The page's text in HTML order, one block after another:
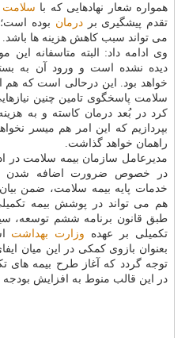
همواره شعار نهادهایی كه با سلامت
تقدم پیشگیری بردرمان بوده
می تواند سبب كاهش هزینه ها باشد.
وی ادامه داد: البته متاسفانه
دیده نشده است و ورود آن به
خواهد بود. این درحالی است كه هم
سلامت پاسخگوی تامین چنین
كرد در بُعد درمان كاسته و به
بپردازیم كه این امر هم میسر
راهمان خواهد گذاشت.
مدیرعامل سازمان بیمه سلامت در
در خصوص ضرورت اضافه شدن
خدمات پایه بیمه سلامت، ضمن
هم می تواند در پوشش بیمه
طبق قانون برنامه ششم توسعه،
تكمیلی بر عهده وزارت بهداشت
بعنوان بازوی كمكی در این میان
توجه گردد كه آغاز طرح بیمه های
در این قالب منوط به افزایش